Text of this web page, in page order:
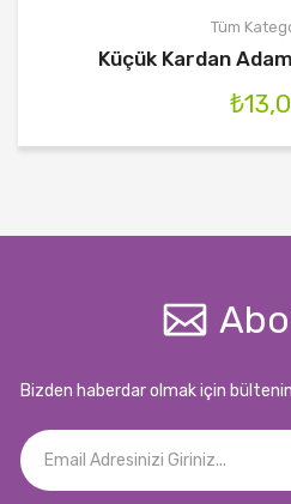
Tüm
Küçük Kardan
₺
Bizden haberdar olmak için